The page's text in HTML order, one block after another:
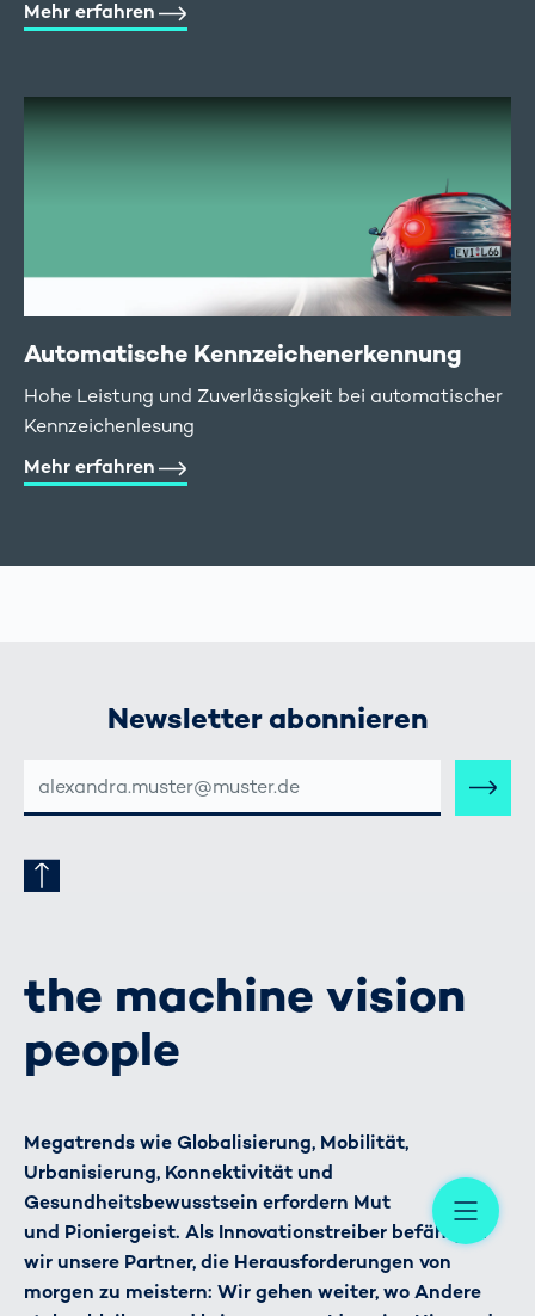
Mehr erfahren
Automatische Kennzeichen­erkennung
Hohe Leistung und Zuverlässigkeit bei automatischer
Kennzeichenlesung
Mehr erfahren
Newsletter abonnieren
MAIL-
ADRESSE
the machine vision
people
Megatrends wie Globalisierung, Mobilität,
Urbanisierung, Konnektivität und
Gesundheitsbewusstsein erfordern Mut
und Pioniergeist. Als Innovationstreiber befähigen
wir unsere Partner, die Herausforderungen von
morgen zu meistern: Wir gehen weiter, wo Andere